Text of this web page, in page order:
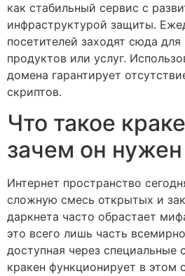
как стабильный сервис с
инфраструктурой защиты.
посетителей заходят сюда
продуктов или услуг.
домена гарантирует
скриптов.
Что такое
зачем он нужен
Интернет пространство
сложную смесь открытых и
даркнета часто обрастает
это всего лишь часть
доступная через специальные
кракен функционирует в этом